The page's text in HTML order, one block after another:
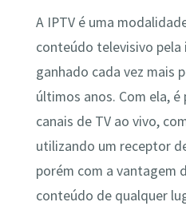
A IPTV é uma
conteúdo televisivo
ganhado cada vez mais
últimos anos. Com ela,
canais de TV ao vivo,
utilizando um receptor
porém com a vantagem
conteúdo de qualquer